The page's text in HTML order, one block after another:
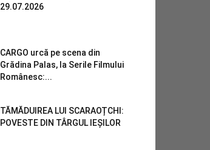
29.07.2026
CARGO urcă pe scena din
Grădina Palas, la Serile Filmului
Românesc:...
TĂMĂDUIREA LUI SCARAOȚCHI:
POVESTE DIN TÂRGUL IEȘILOR